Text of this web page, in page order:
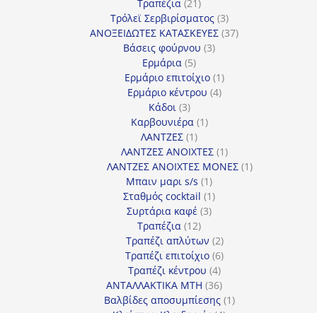
Τραπέζια 21
προϊόντα
Τρόλεϊ Σερβιρίσματος 33
προϊόντα
ΑΝΟΞΕΙΔΩΤΕΣ ΚΑΤΑΣΚΕΥΕΣ 3737
Βάσεις φούρνου 33
Ερμάρια 55
προϊόντα
Ερμάριο επιτοίχιο 11
προϊόν
Ερμάριο κέντρου 44
Κάδοι 33
προϊόντα
Καρβουνιέρα 11
ΛΑΝΤΖΕΣ 11
προϊόν
ΛΑΝΤΖΕΣ ΑΝΟΙΧΤΕΣ 11
προϊόν
ΛΑΝΤΖΕΣ ΑΝΟΙΧΤΕΣ ΜΟΝΕΣ 11
Μπαιν μαρι s/s 11
προϊόν
Σταθμός cocktail 11
Συρτάρια καφέ 33
Τραπέζια 1212
προϊόντα
Τραπέζι απλύτων 22
προϊόντα
Τραπέζι επιτοίχιο 66
προϊόντα
Τραπέζι κέντρου 44
προϊόντα
ΑΝΤΑΛΛΑΚΤΙΚΑ MTH 3636
προϊόντα
Βαλβίδες αποσυμπίεσης 11